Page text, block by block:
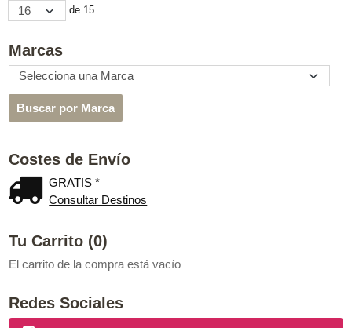
Marcas
Costes de Envío
GRATIS *
Consultar Destinos
Tu Carrito (0)
El carrito de la compra está vacío
Redes Sociales
de 15